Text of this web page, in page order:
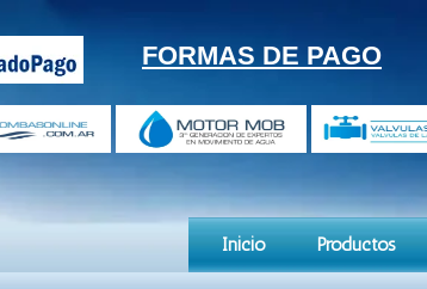
FORMAS DE PAGO
Inicio Productos